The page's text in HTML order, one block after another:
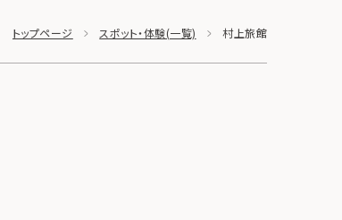
トップページ スポット・体験(一覧) 村上旅館